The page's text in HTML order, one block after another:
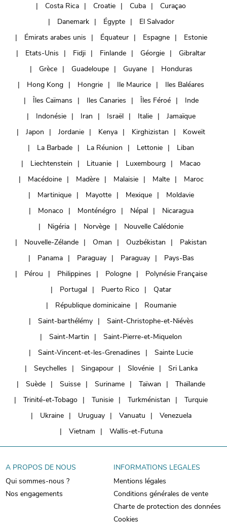
Costa Rica
Croatie Cuba
Curaçao
Danemark
Égypte
El Salvador
Émirats arabes unis
Équateur Espagne
Estonie
Etats-Unis
Fidji Finlande Géorgie
Gibraltar
Grèce
Guadeloupe Guyane
Honduras
Hong Kong
Hongrie Ile Maurice
Iles Baléares
Îles Caïmans
Iles Canaries Îles Féroé
Inde
Indonésie
Iran Israël Italie
Jamaïque
Japon
Jordanie Kenya Kirghizistan
Koweït
La Barbade
La Réunion Lettonie
Liban
Liechtenstein
Lituanie Luxembourg
Macao
Macédoine
Madère Malaisie Malte
Maroc
Martinique
Mayotte Mexique
Moldavie
Monaco
Monténégro Népal
Nicaragua
Nigéria
Norvège
Nouvelle Calédonie
Nouvelle-Zélande
Oman Ouzbékistan
Pakistan
Panama
Paraguay Paraguay
Pays-Bas
Pérou
Philippines Pologne
Polynésie Française
Portugal
Puerto Rico
Qatar
République dominicaine
Roumanie
Saint-barthélémy
Saint-Christophe-et-Niévès
Saint-Martin
Saint-Pierre-et-Miquelon
Saint-Vincent-et-les-Grenadines
Sainte Lucie
Seychelles
Singapour Slovénie
Sri Lanka
Suède
Suisse Suriname Taïwan
Thaïlande
Trinité-et-Tobago
Tunisie Turkménistan
Turquie
Ukraine
Uruguay Vanuatu
Venezuela
Vietnam
Wallis-et-Futuna
A PROPOS DE NOUS
Qui sommes-nous ?
Nos engagements
INFORMATIONS LEGALES
Mentions légales
Conditions générales de vente
Charte de protection des données
Cookies